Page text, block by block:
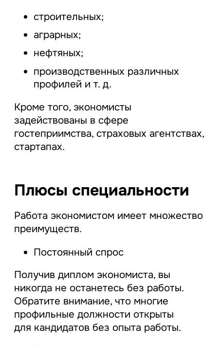
строительных;
аграрных;
нефтяных;
производственных различных
профилей и т. д.
Кроме того, экономисты
задействованы в сфере
гостеприимства, страховых агентствах,
стартапах.
Плюсы специальности
Работа экономистом имеет множество
преимуществ.
Постоянный спрос
Получив диплом экономиста, вы
никогда не останетесь без работы.
Обратите внимание, что многие
профильные должности открыты
для кандидатов без опыта работы.